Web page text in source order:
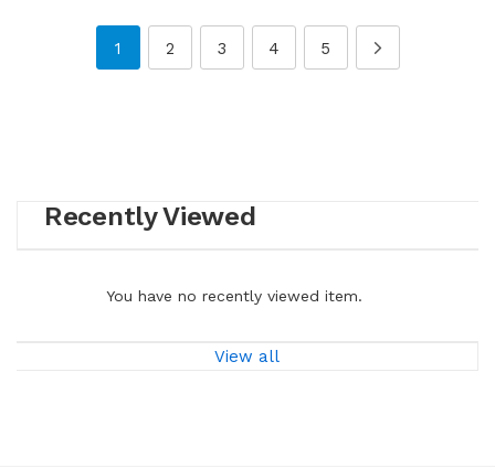
1 2 3 4 5
Recently Viewed
You have no recently viewed item.
View all